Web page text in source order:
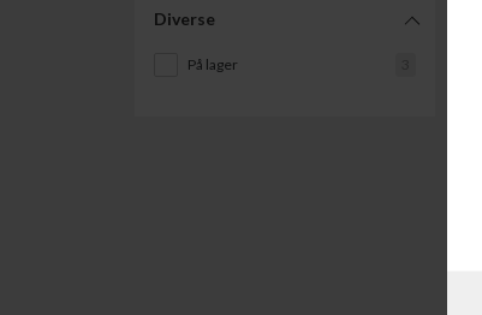
Diverse
På lager